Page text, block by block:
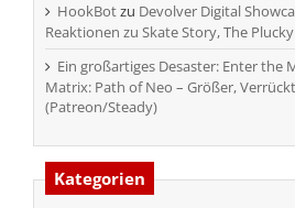
HookBotzu Devolver Digital
Reaktionen zu Skate Story, The
Ein großartiges Desaster: Enter the
Matrix: Path of Neo – Größer,
(Patreon/Steady)
Kategorien